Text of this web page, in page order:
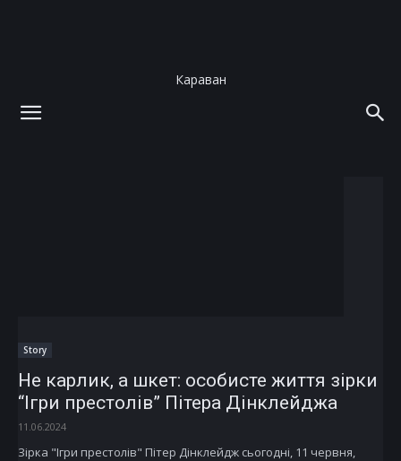
Караван
Story
Не карлик, а шкет: особисте життя зірки
“Ігри престолів” Пітера Дінклейджа
11.06.2024
Зірка "Ігри престолів" Пітер Дінклейдж сьогодні, 11 червня,